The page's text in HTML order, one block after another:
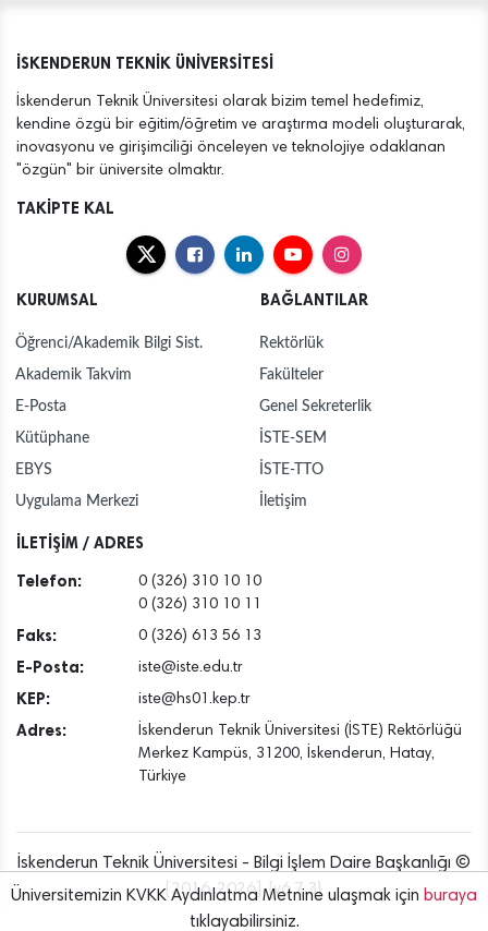
İSKENDERUN TEKNİK ÜNİVERSİTESİ
İskenderun Teknik Üniversitesi olarak bizim temel hedefimiz,
kendine özgü bir eğitim/öğretim ve araştırma modeli oluşturarak,
inovasyonu ve girişimciliği önceleyen ve teknolojiye odaklanan
"özgün" bir üniversite olmaktır.
TAKİPTE KAL
KURUMSAL
Öğrenci/Akademik Bilgi Sist.
Akademik Takvim
E-Posta
Kütüphane
EBYS
Uygulama Merkezi
BAĞLANTILAR
Rektörlük
Fakülteler
Genel Sekreterlik
İSTE-SEM
İSTE-TTO
İletişim
İLETİŞİM / ADRES
Telefon:
0 (326) 310 10 10
0 (326) 310 10 11
Faks: 0 (326) 613 56 13
E-Posta: iste@iste.edu.tr
KEP: iste@hs01.kep.tr
Adres:
İskenderun Teknik Üniversitesi (İSTE) Rektörlüğü
Merkez Kampüs, 31200, İskenderun, Hatay,
Türkiye
İskenderun Teknik Üniversitesi - Bilgi İşlem Daire Başkanlığı ©
[2016..2026] {v6.7.3}
Üniversitemizin KVKK Aydınlatma Metnine ulaşmak için buraya
tıklayabilirsiniz.